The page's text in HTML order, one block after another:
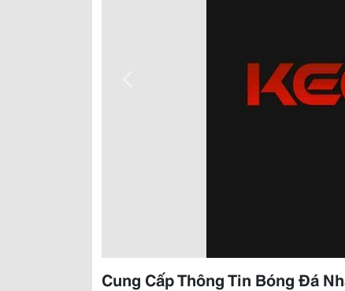
Cung Cấp Thông Tin Bóng Đá